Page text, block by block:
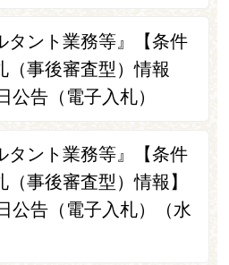
タント業務等』【条件
（事後審査型）情報
公告（電子入札）
タント業務等』【条件
事後審査型）情報】
公告（電子入札）（水